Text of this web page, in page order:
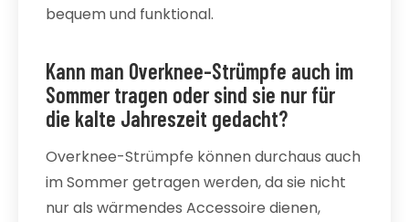
bequem und funktional.
Kann man Overknee-Strümpfe auch im
Sommer tragen oder sind sie nur für
die kalte Jahreszeit gedacht?
Overknee-Strümpfe können durchaus auch
im Sommer getragen werden, da sie nicht
nur als wärmendes Accessoire dienen,